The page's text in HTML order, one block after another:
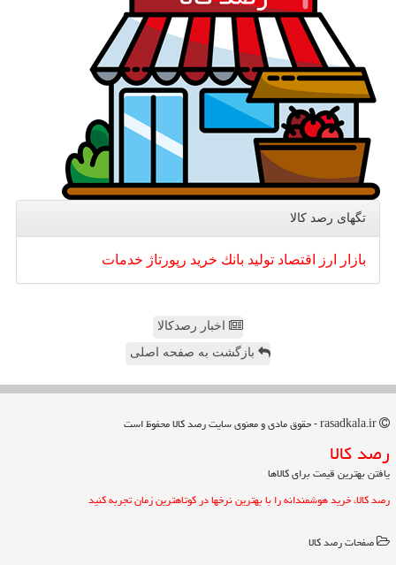
تگهای رصد كالا
بازار ارز اقتصاد تولید بانك خرید رپورتاژ خدمات
اخبار رصدکالا
بازگشت به صفحه اصلی
رصد كالا
یافتن بهترین قیمت برای کالاها
رصد کالا، خرید هوشمندانه را با بهترین نرخها در کوتاهترین زمان تجربه کنید
صفحات رصد كالا